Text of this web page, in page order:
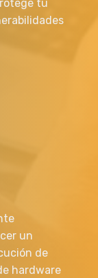
tu
un
de
hardware